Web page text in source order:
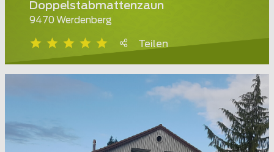
Doppelstabmattenzaun
9470 Werdenberg
Teilen